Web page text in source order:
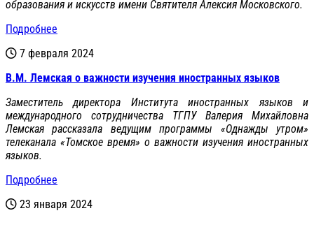
образования и искусств имени Святителя Алексия Московского.
Подробнее
7 февраля 2024
В.М. Лемская о важности изучения иностранных языков
Заместитель директора Института иностранных языков и
международного сотрудничества ТГПУ Валерия Михайловна
Лемская рассказала ведущим программы «Однажды утром»
телеканала «Томское время» о важности изучения иностранных
языков.
Подробнее
23 января 2024